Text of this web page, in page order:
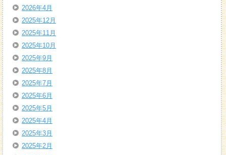
2026年4月
2025年12月
2025年11月
2025年10月
2025年9月
2025年8月
2025年7月
2025年6月
2025年5月
2025年4月
2025年3月
2025年2月